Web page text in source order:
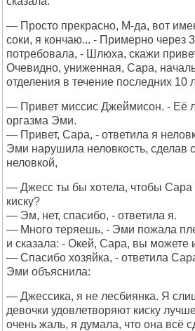
— Просто прекрасно, М-да, вот
соки, я кончаю... - Примерно через
потребовала, - Шлюха, скажи
Очевидно, униженная, Сара,
отделения в течение последних 10
— Привет миссис Джеймисон. - Её
оргазма Эми.
— Привет, Сара, - ответила я
Эми нарушила неловкость, сделав
неловкой,
— Джесс ты бы хотела, чтобы Сара
киску?
— Эм, нет, спасибо, - ответила я.
— Много теряешь, - Эми пожала
и сказала: - Oкей, Сара, вы можете
— Спасибо хозяйка, - ответила
Эми объяснила:
— Джессика, я не лесбиянка. Я
девочки удовлетворяют киску
очень жаль, я думала, что она всё